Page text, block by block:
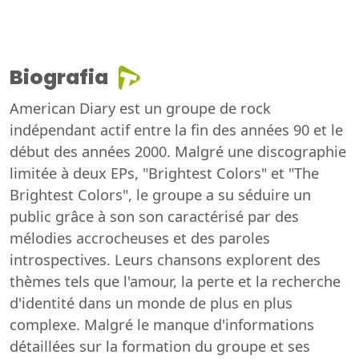
Biografia
American Diary est un groupe de rock
indépendant actif entre la fin des années 90 et le
début des années 2000. Malgré une discographie
limitée à deux EPs, "Brightest Colors" et "The
Brightest Colors", le groupe a su séduire un
public grâce à son son caractérisé par des
mélodies accrocheuses et des paroles
introspectives. Leurs chansons explorent des
thèmes tels que l'amour, la perte et la recherche
d'identité dans un monde de plus en plus
complexe. Malgré le manque d'informations
détaillées sur la formation du groupe et ses